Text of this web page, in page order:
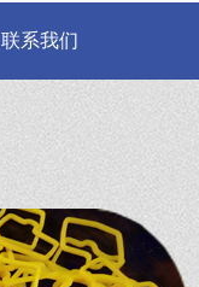
联系我们